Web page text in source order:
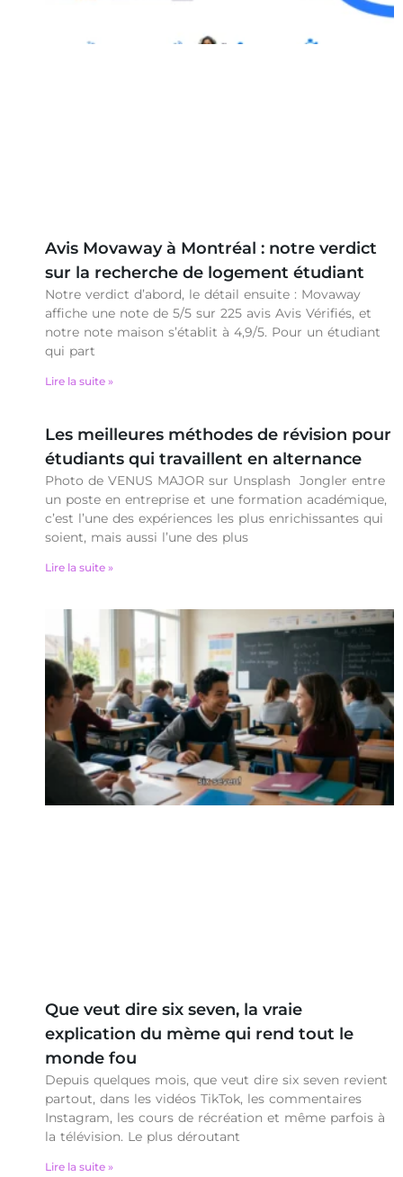
Avis Movaway à Montréal : notre verdict
sur la recherche de logement étudiant
Notre verdict d’abord, le détail ensuite : Movaway
affiche une note de 5/5 sur 225 avis Avis Vérifiés, et
notre note maison s’établit à 4,9/5. Pour un étudiant
qui part
Lire la suite »
Les meilleures méthodes de révision pour
étudiants qui travaillent en alternance
Photo de VENUS MAJOR sur Unsplash Jongler entre
un poste en entreprise et une formation académique,
c’est l’une des expériences les plus enrichissantes qui
soient, mais aussi l’une des plus
Lire la suite »
Que veut dire six seven, la vraie
explication du mème qui rend tout le
monde fou
Depuis quelques mois, que veut dire six seven revient
partout, dans les vidéos TikTok, les commentaires
Instagram, les cours de récréation et même parfois à
la télévision. Le plus déroutant
Lire la suite »